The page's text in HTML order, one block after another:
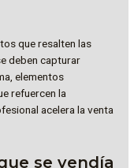
que resalten las
deben capturar
elementos
refuercen la
acelera la venta
se vendía